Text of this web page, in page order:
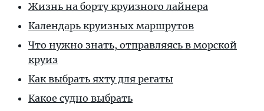
Жизнь на борту круизного лайнера
Календарь круизных маршрутов
Что нужно знать, отправляясь в морской
круиз
Как выбрать яхту для регаты
Какое судно выбрать